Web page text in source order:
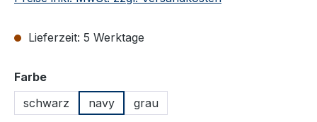
Lieferzeit: 5 Werktage
Farbeauswählen
schwarz
navy grau